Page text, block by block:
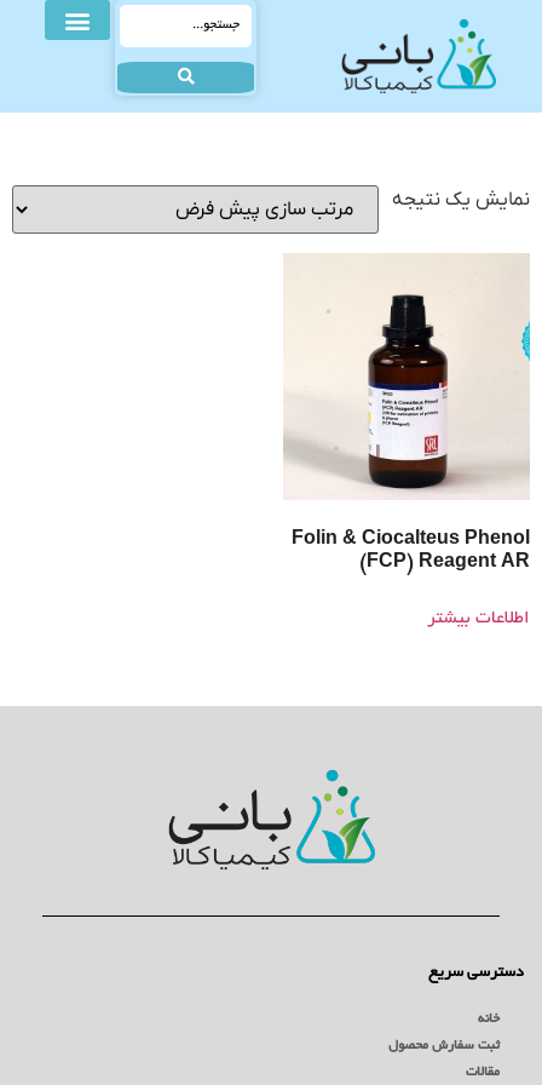
نمایش یک نتیجه
Folin & Ciocalteus Phenol
(FCP) Reagent AR
اطلاعات بیشتر
دسترسی سریع
خانه
ثبت سفارش محصول
مقالات